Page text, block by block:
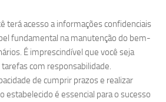
terá acesso a informações confidenciais
fundamental na manutenção do bem-
É imprescindível que você seja
com responsabilidade.
de cumprir prazos e realizar
estabelecido é essencial para o sucesso